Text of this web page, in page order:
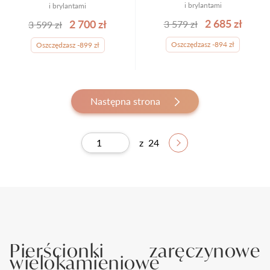
i brylantami
3 599 zł 2 700 zł
Oszczędzasz -899 zł
i brylantami
3 579 zł 2 685 zł
Oszczędzasz -894 zł
Następna strona
z 24
Pierścionki zaręczynowe
wielokamieniowe